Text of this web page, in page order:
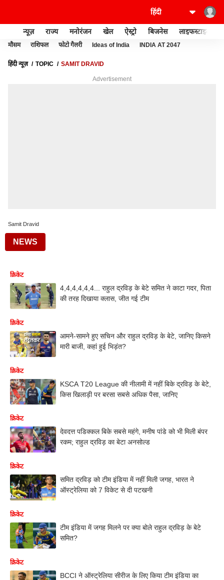
न्यूज़ राज्य मनोरंजन खेल ऐस्ट्रो बिजनेस लाइफस्टाइल
मौसम राशिफल फोटो गैलरी Ideas of India INDIA AT 2047
हिंदी न्यूज़ TOPIC SAMIT DRAVID
Advertisement
Samit Dravid
NEWS
क्रिकेट
4,4,4,4,4,4... राहुल द्रविड़ के बेटे समित ने काटा गदर, पिता
की तरह दिखाया क्लास, जीत गई टीम
क्रिकेट
आमने-सामने हुए सचिन और राहुल द्रविड़ के बेटे, जानिए किसने
मारी बाजी, कहां हुई भिड़ंत?
क्रिकेट
KSCA T20 League की नीलामी में नहीं बिके द्रविड़ के बेटे,
किस खिलाड़ी पर बरसा सबसे अधिक पैसा, जानिए
क्रिकेट
देवदत्त पडिक्कल बिके सबसे महंगे, मनीष पांडे को भी मिली बंपर
रकम; राहुल द्रविड़ का बेटा अनसोल्ड
क्रिकेट
समित द्रविड़ को टीम इंडिया में नहीं मिली जगह, भारत ने
ऑस्ट्रेलिया को 7 विकेट से दी पटखनी
क्रिकेट
टीम इंडिया में जगह मिलने पर क्या बोले राहुल द्रविड़ के बेटे
समित?
क्रिकेट
BCCI ने ऑस्ट्रेलिया सीरीज के लिए किया टीम इंडिया का